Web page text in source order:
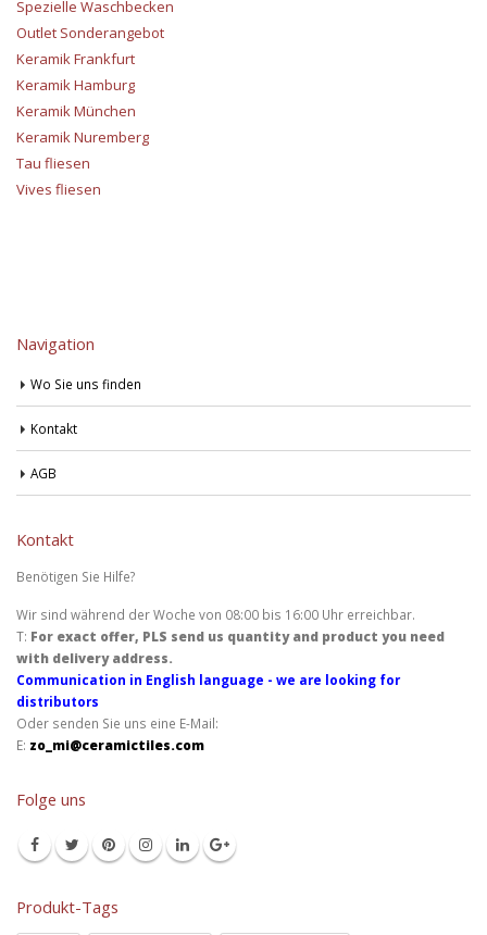
Spezielle Waschbecken
Outlet Sonderangebot
Keramik Frankfurt
Keramik Hamburg
Keramik München
Keramik Nuremberg
Tau fliesen
Vives fliesen
Navigation
Wo Sie uns finden
Kontakt
AGB
Kontakt
Benötigen Sie Hilfe?
Wir sind während der Woche von 08:00 bis 16:00 Uhr erreichbar.
T: For exact offer, PLS send us quantity and product you need
with delivery address.
Communication in English language - we are looking for
distributors
Oder senden Sie uns eine E-Mail:
E: zo_mi@ceramictiles.com
Folge uns
Produkt-Tags